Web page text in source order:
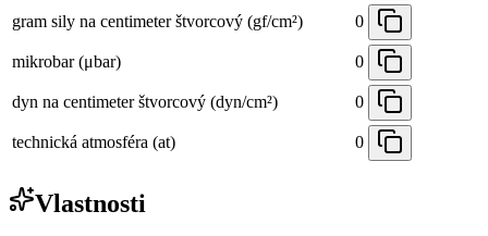
gram sily na centimeter štvorcový (gf/cm²) 0
mikrobar (μbar) 0
dyn na centimeter štvorcový (dyn/cm²) 0
technická atmosféra (at) 0
Vlastnosti